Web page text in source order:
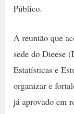
Público.
A reunião que
sede do Dieese
Estatísticas e
organizar e
já aprovado em